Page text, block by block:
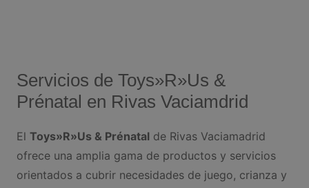
Servicios de Toys»R»Us &
Prénatal en Rivas Vaciamdrid
El Toys»R»Us & Prénatalde Rivas Vaciamadrid
ofrece una amplia gama de productos y servicios
orientados a cubrir necesidades de juego, crianza y